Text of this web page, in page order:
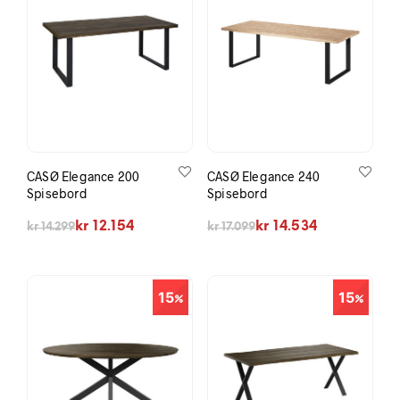
CASØ Elegance 200
Spisebord
kr14.299
Opprinnelig pris var: kr 14.299.
kr 12.154
Nåværende pris er: kr 12.154.
CASØ Elegance 240
Spisebord
kr17.099
Opprinnelig pris var: kr 17.099.
kr 14.534
Nåværende pris er: kr 14.534.
15 15